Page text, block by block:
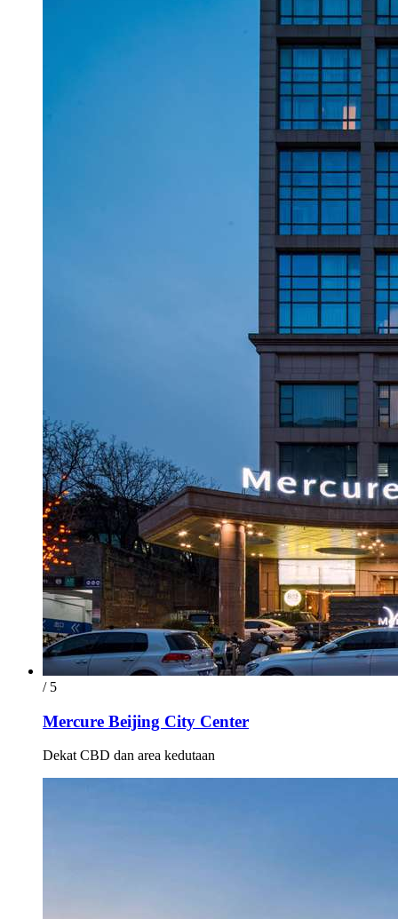
/ 5
Mercure Beijing City Center
Dekat CBD dan area kedutaan